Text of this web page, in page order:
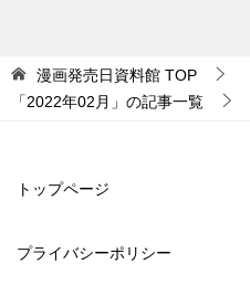
漫画発売日資料館 TOP
「2022年02月」の記事一覧
トップページ
プライバシーポリシー